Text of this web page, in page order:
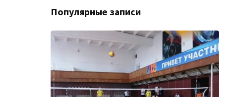
Популярные записи